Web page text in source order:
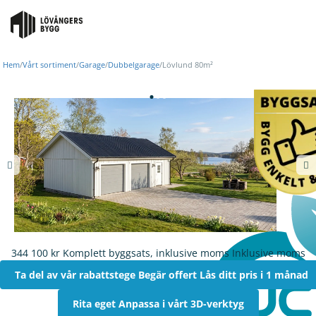
STALL
ÖVRIGT
Hem/Vårt sortiment/Garage/Dubbelgarage/Lövlund 80m²
344 100 kr Komplett byggsats, inklusive moms Inklusive moms
Ta del av vår rabattstege Begär offert Lås ditt pris i 1 månad
Rita eget Anpassa i vårt 3D-verktyg